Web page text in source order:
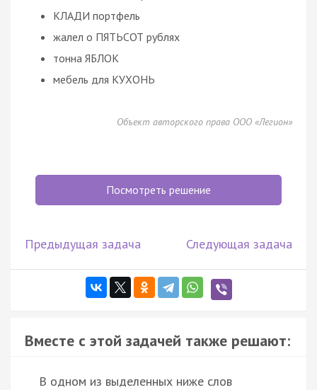
КЛАДИ портфель
жалел о ПЯТЬСОТ рублях
тонна ЯБЛОК
мебель для КУХОНЬ
Объект авторского права ООО «Легион»
Посмотреть решение
Предыдущая задача Следующая задача
Вместе с этой задачей также решают:
В одном из выделенных ниже слов